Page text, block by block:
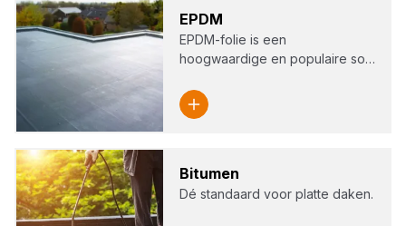
EPDM
EPDM-folie is een
hoogwaardige en populaire so…
Bitu­men
Dé standaard voor platte daken.